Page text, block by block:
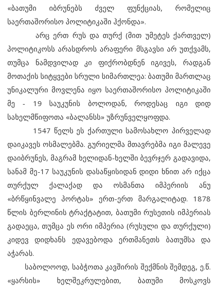
«ბათუმი იბრუნებს ძველ ფუნქციას, რომელიც
საერთაშორისო პოლიტიკაში ჰქონდა».
არც ერთ რუს და თურქ (მით უმეტეს ქართველ)
პოლიტიკოსს არასდროს არაფერი მსგავსი არ უთქვამს,
თუმცა ნამდვილად კი ფიქრობდნენ იგივეს, რადგან
მოთაქის სიტყვები სრული სიმართლეა: ბათუმი მართლაც
უნიკალური მოვლენა იყო საერთაშორისო პოლიტიკაში
მე - 19 საუკუნის ბოლოდან, როდესაც იგი დიდ
სახელმწიფოთა «ბალანსს» უზრუნველყოფდა.
1547 წელს ეს ქართული სამოსახლო პირველად
დაიკავეს ოსმალებმა. გურიელმა მთავრებმა იგი მალევე
დაიბრუნეს, მაგრამ ხელიდან-ხელში ბევრჯერ გადავიდა,
სანამ მე-17 საუკუნის დასაწყისიდან დიდი ხნით არ იქცა
თურქულ ქალაქად და ოსმანთა იმპერიის ანუ
«ბრწყინვალე პორტას» ერთ-ერთ მარგალიტად. 1878
წლის ბერლინის ტრაქტატით, ბათუმი რუსეთის იმპერიას
გადაეცა, თუმცა ეს ორი იმპერია (რუსული და თურქული)
კიდევ დიდხანს ედავებოდა ერთმანეთს ბათუმსა და
აჭარას.
საბოლოოდ, საბჭოთა კავშირის შექმნის შემდეგ, ე.წ.
«ყარსის» ხელშეკრულებით, ბათუმი მოსკოვს